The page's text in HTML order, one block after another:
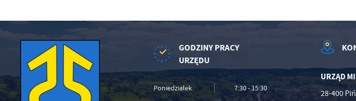
GODZINY PRACY
URZĘDU
Poniedziałek 7:30 - 15:30
URZĄD
28-400